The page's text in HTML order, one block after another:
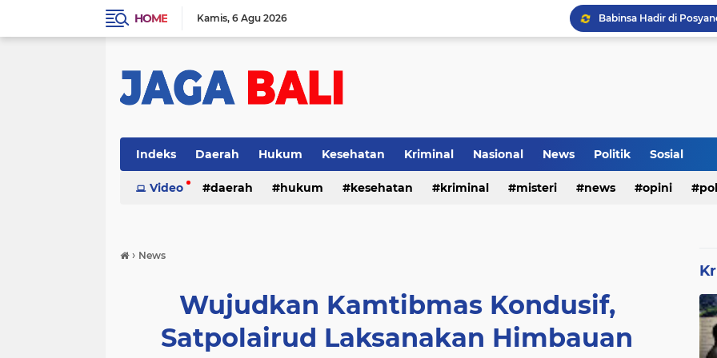
HOME Kamis 6 Agu 2026
Pencegahan DBD Perlu
Kerangka Besi Perkuat
Indeks Daerah Hukum Kesehatan Kriminal Nasional News Politik Sosial
Video daerah hukum kesehatan kriminal misteri news opini
› News
Wujudkan Kamtibmas Kondusif,
Satpolairud Laksanakan Himbauan